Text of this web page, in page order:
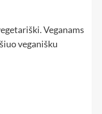
Veganams
veganišku